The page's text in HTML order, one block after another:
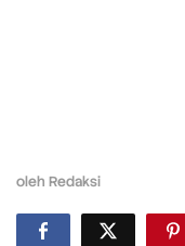
oleh Redaksi